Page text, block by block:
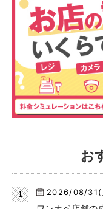
お
2026/08/31(